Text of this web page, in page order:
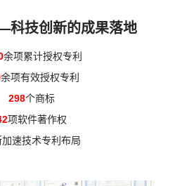
技创新的成果落地
余项累计授权专利
余项有效授权专利
298个商标
项软件著作权
速技术专利布局